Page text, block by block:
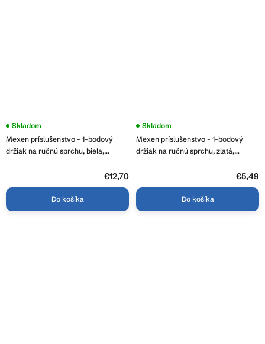
Mexen príslušenstvo - 1-bodový
držiak na ručnú sprchu, biela,
Skladom
€12,70
Do košíka
Mexen príslušenstvo - 1-bodový
držiak na ručnú sprchu, zlatá,
Skladom
€5,49
Do košíka